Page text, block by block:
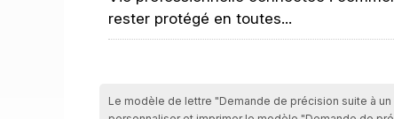
rester protégé en toutes...
Le modèle de lettre "Demande de précision suite à